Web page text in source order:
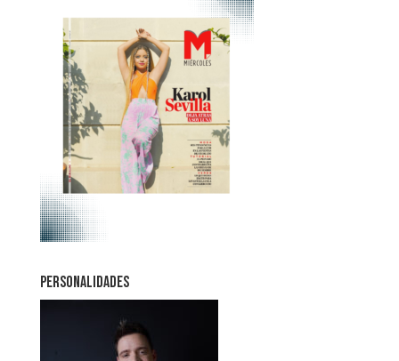
PERSONALIDADES